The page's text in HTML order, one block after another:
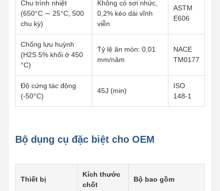
Chu trình nhiệt
(650°C ∼ 25°C, 500
chu kỳ)
Không có sợi nhức,
0,2% kéo dài vĩnh
viễn
ASTM
E606
Chống lưu huỳnh
(H2S 5% khối ở 450
°C)
Tỷ lệ ăn mòn: 0,01
mm/năm
NACE
TM0177
Độ cứng tác động
(-50°C)
45J (min)
ISO
148-1
Bộ dụng cụ đặc biệt cho OEM
Thiết bị
Kích thước
chốt
Bộ bao gồm